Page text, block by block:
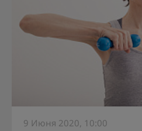
9 Июня 2020, 10:00